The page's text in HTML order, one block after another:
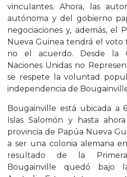
vinculantes. Ahora, las
autónoma y del gobierno
negociaciones y, además, el
Nueva Guinea tendrá el voto
no el acuerdo. Desde la
Naciones Unidas no
se respete la voluntad
independencia de
Bougainville está ubicada a
Islas Salomón y hasta
provincia de Papúa Nueva
a ser una colonia alemana
resultado de la
Bougainville quedó bajo